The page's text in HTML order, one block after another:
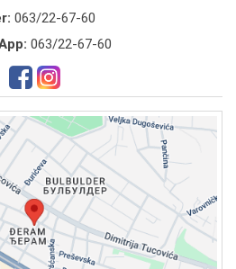
063/22-67-60
063/22-67-60